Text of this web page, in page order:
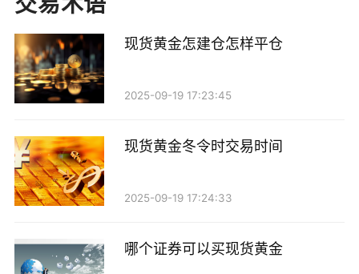
估，确保你了解期货交易的风险。
开户的最低资金要求
那么，炒黄金期货最低多少钱开户呢？这个问题的
个最低开户金额，通常在1000元到5000元人民币之间。
不过，这只是开户的最低要求，实际交易时，你还
需要考虑保证金的问题。保证金是你需要在账户中存入
的资金，以确保你能够承担交易的风险。黄金期货的保
证金比例一般在5%到10%之间，这意味着，如果黄金
现货黄金怎建仓怎样平仓
2025-09-19 17:23:45
现货黄金冬令时交易时间
2025-09-19 17:24:33
哪个证券可以买现货黄金